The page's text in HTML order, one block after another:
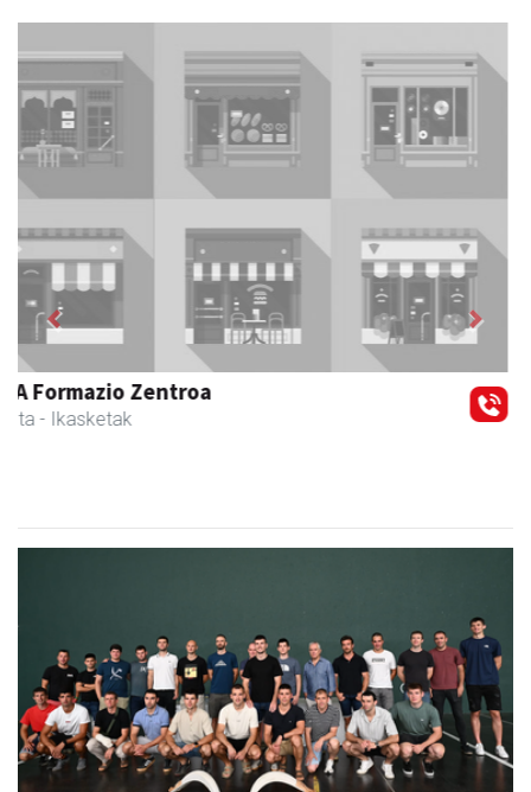
Urnietako AEK euskaltegia
Urnieta - Euskaltegiak
Previous
Babes zabala jaso du Ansak